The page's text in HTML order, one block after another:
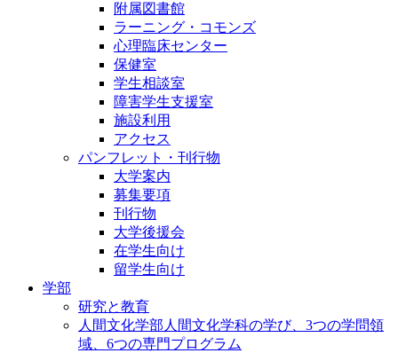
附属図書館
ラーニング・コモンズ
心理臨床センター
保健室
学生相談室
障害学生支援室
施設利用
アクセス
パンフレット・刊行物
大学案内
募集要項
刊行物
大学後援会
在学生向け
留学生向け
学部
研究と教育
人間文化学部人間文化学科の学び、3つの学問領
域、6つの専門プログラム